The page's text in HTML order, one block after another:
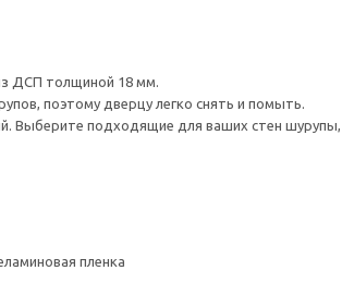
ДСП толщиной 18 мм.
поэтому дверцу легко снять и помыть.
Выберите подходящие для ваших стен
пленка